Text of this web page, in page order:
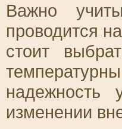
Важно
проводится
стоит
изменении